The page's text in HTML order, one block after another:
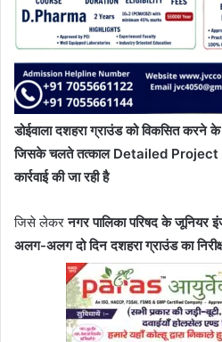
डोईवाला दशहरा ग्राउंड को विकसित करने के
जिसके चलते तत्काल Detailed Project
कार्रवाई की जा रही है
जिसे लेकरनगर पालिका परिषद के जूनियर
अलग-अलग दो दिन दशहरा ग्राउंड का